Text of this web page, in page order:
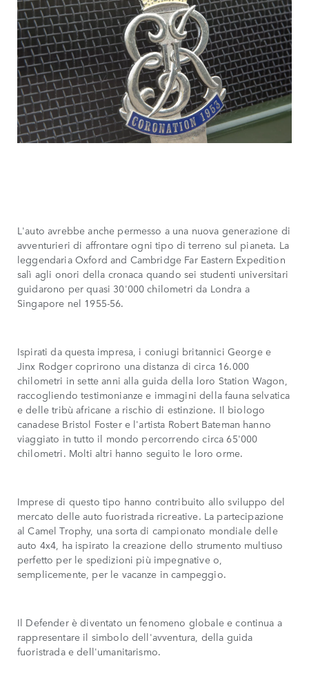
L'auto avrebbe anche permesso a una nuova generazione di
avventurieri di affrontare ogni tipo di terreno sul pianeta. La
leggendaria Oxford and Cambridge Far Eastern Expedition
salì agli onori della cronaca quando sei studenti universitari
guidarono per quasi 30'000 chilometri da Londra a
Singapore nel 1955-56.
Ispirati da questa impresa, i coniugi britannici George e
Jinx Rodger coprirono una distanza di circa 16.000
chilometri in sette anni alla guida della loro Station Wagon,
raccogliendo testimonianze e immagini della fauna selvatica
e delle tribù africane a rischio di estinzione. Il biologo
canadese Bristol Foster e l'artista Robert Bateman hanno
viaggiato in tutto il mondo percorrendo circa 65'000
chilometri. Molti altri hanno seguito le loro orme.
Imprese di questo tipo hanno contribuito allo sviluppo del
mercato delle auto fuoristrada ricreative. La partecipazione
al Camel Trophy, una sorta di campionato mondiale delle
auto 4x4, ha ispirato la creazione dello strumento multiuso
perfetto per le spedizioni più impegnative o,
semplicemente, per le vacanze in campeggio.
Il Defender è diventato un fenomeno globale e continua a
rappresentare il simbolo dell'avventura, della guida
fuoristrada e dell'umanitarismo.